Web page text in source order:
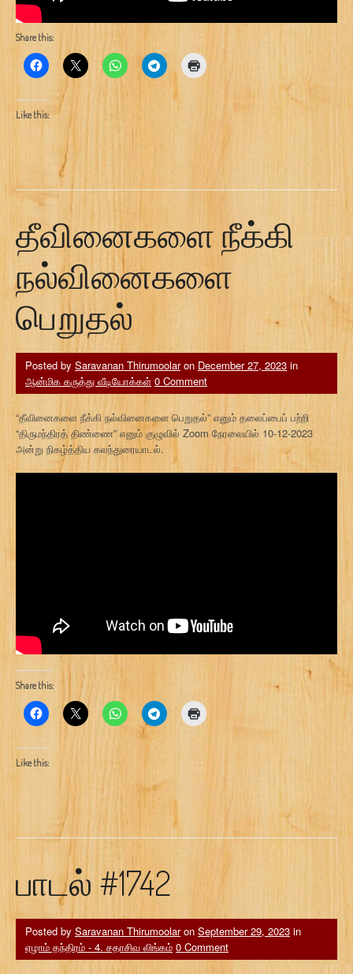
Share this:
Like this:
தீவினைகளை நீக்கி
நல்வினைகளை
பெறுதல்
Posted by Saravanan Thirumoolaron December 27, 2023 in
ஆன்மிக கருத்து வீடியோக்கள் 0 Comment
“தீவினைகளை நீக்கி நல்வினைகளை பெறுதல்” எனும் தலைப்பைப் பற்றி
“திருமந்திரத் திண்ணை” எனும் குழுவில் Zoom நேரலையில் 10-12-2023
அன்று நிகழ்த்திய கலந்துரையாடல்.
Share this:
Like this:
பாடல் #1742
Posted by Saravanan Thirumoolaron September 29, 2023 in
ஏழாம் தந்திரம் - 4. சதாசிவ லிங்கம் 0 Comment